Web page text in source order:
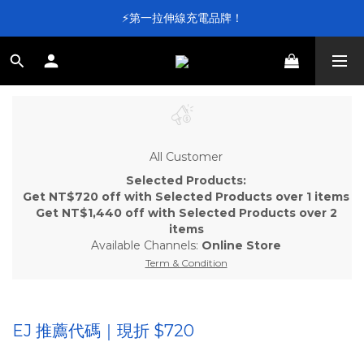
⚡第一拉伸線充電品牌！
⚡第一拉伸線充電品牌！
加入會員送 $100 元購物金💰
⚡第一拉伸線充電品牌！
All Customer
Selected Products:
Get NT$720 off with Selected Products over 1 items
Get NT$1,440 off with Selected Products over 2
items
Available Channels: Online Store
Term & Condition
EJ 推薦代碼｜現折 $720